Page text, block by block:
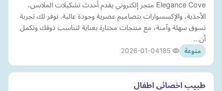
Elegance Cove متجر إلكتروني يقدم أحدث تشكيلات الملابس،
الأحذية، والإكسسوارات بتصاميم عصرية وجودة عالية. نوفر لك تجربة
تسوق سهلة وآمنة، مع منتجات مختارة بعناية لتناسب ذوقك وتكمل
أن…
منوعة 2026-01-04
طبيب اخصائي اطفال